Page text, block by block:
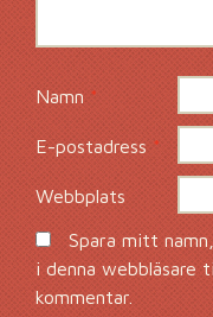
Namn*
E-postadress*
Webbplats
Spara mitt
i denna webbläsare
kommentar.